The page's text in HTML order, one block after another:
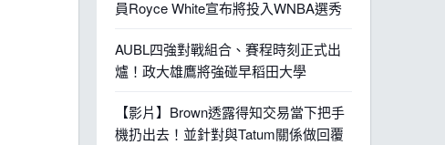
員Royce White宣布將投入WNBA選秀
AUBL四強對戰組合、賽程時刻正式出
爐！政大雄鷹將強碰早稻田大學
【影片】Brown透露得知交易當下把手
機扔出去！並針對與Tatum關係做回覆